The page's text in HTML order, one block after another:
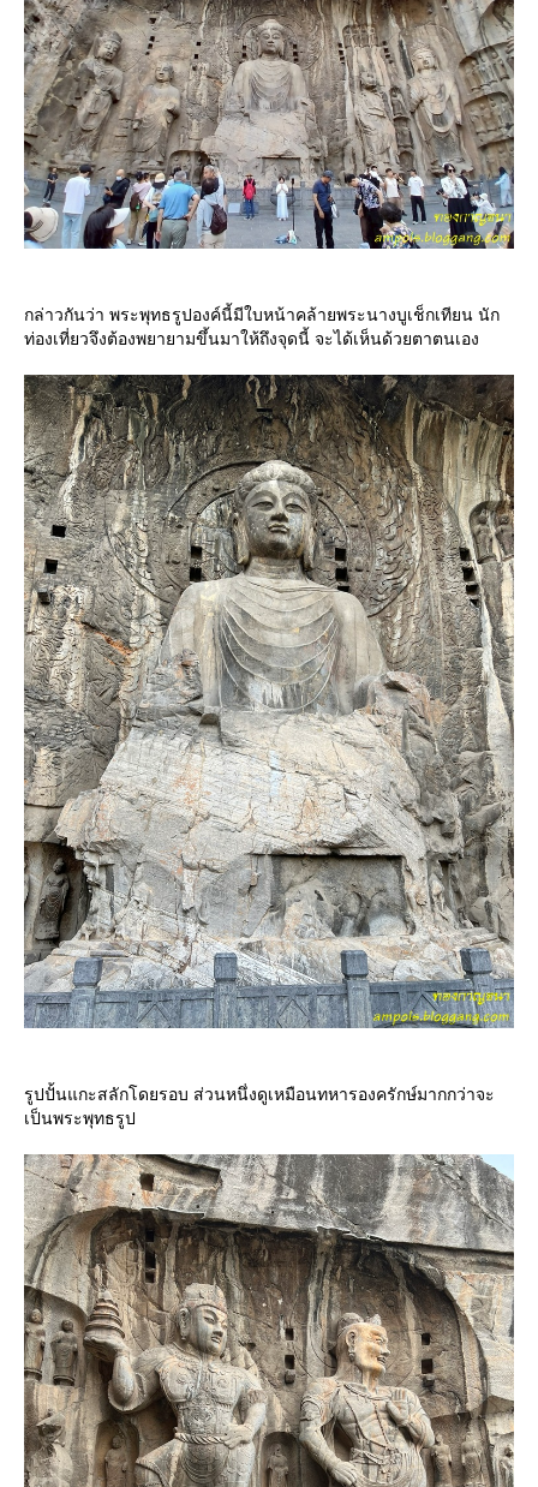
กล่าวกันว่า พระพุทธรูปองค์นี้มีใบหน้าคล้ายพระนางบูเช็กเทียน นัก
ท่องเที่ยวจึงต้องพยายามขึ้นมาให้ถึงจุดนี้ จะได้เห็นด้วยตาตนเอง
รูปปั้นแกะสลักโดยรอบ ส่วนหนึ่งดูเหมือนทหารองครักษ์มากกว่าจะ
เป็นพระพุทธรูป